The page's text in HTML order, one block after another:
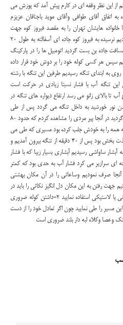
از این نظر وقفه ای در کارم پیش آمد که پوزش می
به پیشنهاد بنده به اتفاق آقای طوافی وآقای موید باجناقان عزیزم
هایشان تهران را به مقصد فیروز کوه جهت
بازدید از تنگه واشی وآبشار ساواشی ترک کردیم نرسیده به فیروز کوه جاده ای آسفالته به طول 20
جاده بن بست گردید اتومبیل ها را در پارکینگ
سپس هر کسی کوله خود را بر دوش خود قرار داده
دیم بعد از 10 دقیقه پیاده روی به ابتدای تنگه رسیدیم طرفین این تنگه با رشته
این تنگه آب با فشار نسبتا زیادی در حرکت است
متر است و ارتفاع آب تا بالای زانو می رسد ارتفاع دیواره های تنگه در
نور خورشید به داخل تنگه می گردد پس از طی
2کیلومتر کتیبه ای در سمت راست تنگه رویت گردید در آنجا پیر مردی را مشاهده کردم که حدود 80
همه را به خودش جلب کرده بود مسیری که طی می
کردیم بسیار زیبا ورویایی بود وواقعا برای من لذت بخش بود پس از 40 دقیقه از تنگه بیرون آمدیم و
پیاده روی به آبشار ساواشی رسیدیم آبشاری بسیار زیبا که با فشار
ای سرازیر می کرد فشار آب به حدی بود که کمتر
آنجا صرف نمودیم وساعاتی را در آن مکان بهشتی
جهت رفتن به این مکان دل انگیز نکاتی را باید در
نظر بگیرید1-حتمااز جوراب ضخیم وکفش کتانی یا لاستیکی استفاده نمایید 2-داشتن کوله ضروری
مسیر را طی نمایید چون اگر تعادل خود را از دست